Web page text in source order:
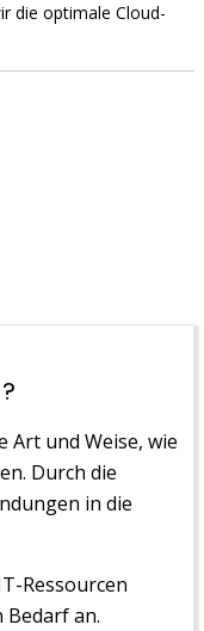
die optimale Cloud-
und Weise, wie
Durch die
in die
Ressourcen
Bedarf an.